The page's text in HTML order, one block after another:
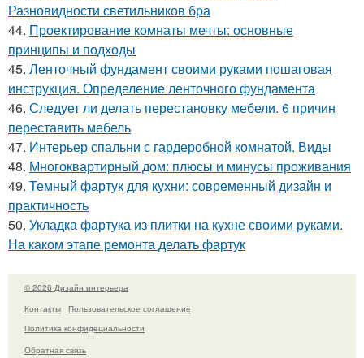
Разновидности светильников бра
44. Проектирование комнаты мечты: основные
принципы и подходы
45. Ленточный фундамент своими руками пошаговая
инструкция. Определение ленточного фундамента
46. Следует ли делать перестановку мебели. 6 причин
переставить мебель
47. Интерьер спальни с гардеробной комнатой. Виды
48. Многоквартирный дом: плюсы и минусы проживания
49. Темный фартук для кухни: современный дизайн и
практичность
50. Укладка фартука из плитки на кухне своими руками.
На каком этапе ремонта делать фартук
© 2026 Дизайн интерьера
Контакты
Пользовательское соглашение
Политика конфидециальности
Обратная связь